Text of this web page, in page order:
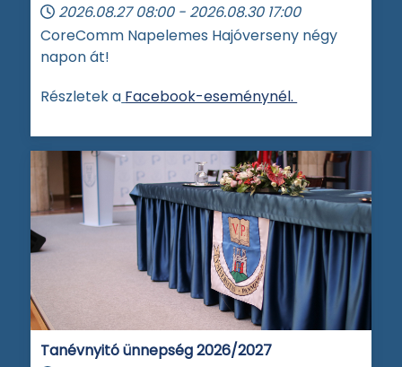
2026.08.27 08:00 - 2026.08.30 17:00
CoreComm Napelemes Hajóverseny négy
napon át!
Részletek a Facebook-eseménynél.
Tanévnyitó ünnepség 2026/2027